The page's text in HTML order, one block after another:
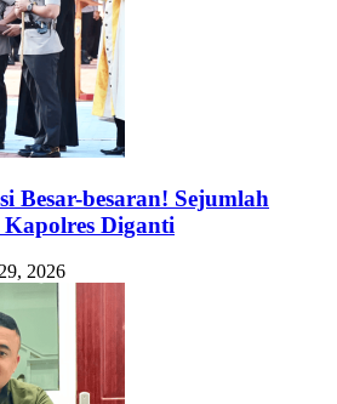
Besar-besaran! Sejumlah
Diganti
2026